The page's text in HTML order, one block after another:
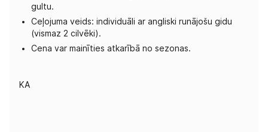
gultu.
Ceļojuma veids: individuāli ar angliski runājošu gidu
(vismaz 2 cilvēki).
Cena var mainīties atkarībā no sezonas.
KA